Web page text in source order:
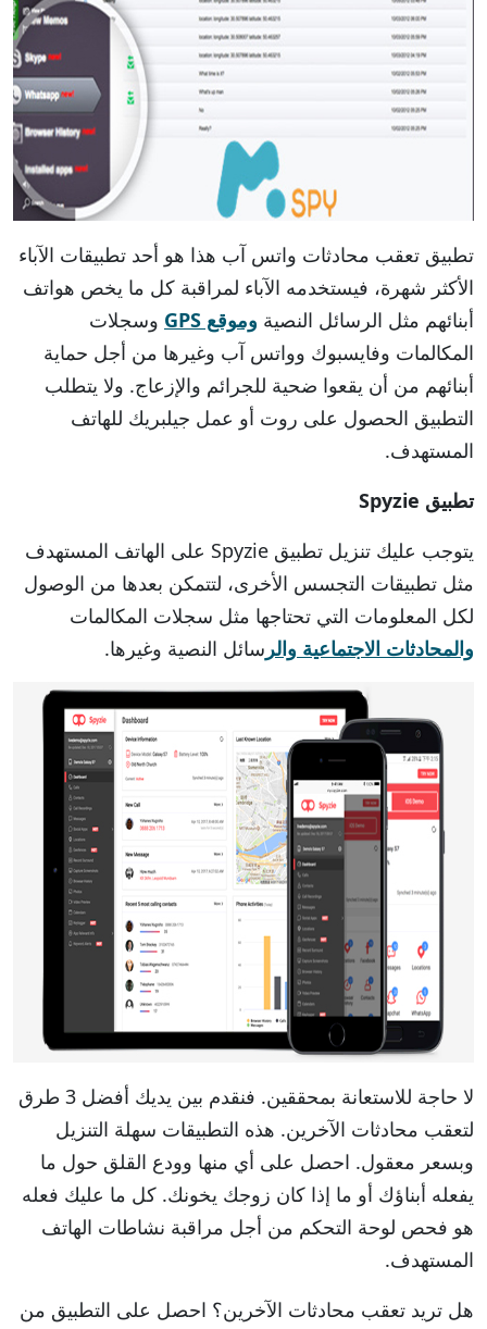
تطبيق تعقب محادثات واتس آب هذا هو أحد تطبيقات الآباء
الأكثر شهرة، فيستخدمه الآباء لمراقبة كل ما يخص هواتف
أبنائهم مثل الرسائل النصية وموقع GPS
وسجلات
المكالمات وفايسبوك وواتس آب وغيرها من أجل حماية
أبنائهم من أن يقعوا ضحية للجرائم والإزعاج. ولا يتطلب
التطبيق الحصول على روت أو عمل جيلبريك للهاتف
المستهدف.
تطبيق Spyzie
يتوجب عليك تنزيل تطبيق Spyzie على الهاتف المستهدف
مثل تطبيقات التجسس الأخرى، لتتمكن بعدها من الوصول
لكل المعلومات التي تحتاجها مثل سجلات المكالمات
والمحادثات الاجتماعية والر سائل النصية وغيرها.
لا حاجة للاستعانة بمحققين. فنقدم بين يديك أفضل 3 طرق
لتعقب محادثات الآخرين. هذه التطبيقات سهلة التنزيل
وبسعر معقول. احصل على أي منها وودع القلق حول ما
يفعله أبناؤك أو ما إذا كان زوجك يخونك. كل ما عليك فعله
هو فحص لوحة التحكم من أجل مراقبة نشاطات الهاتف
المستهدف.
هل تريد تعقب محادثات الآخرين؟ احصل على التطبيق من